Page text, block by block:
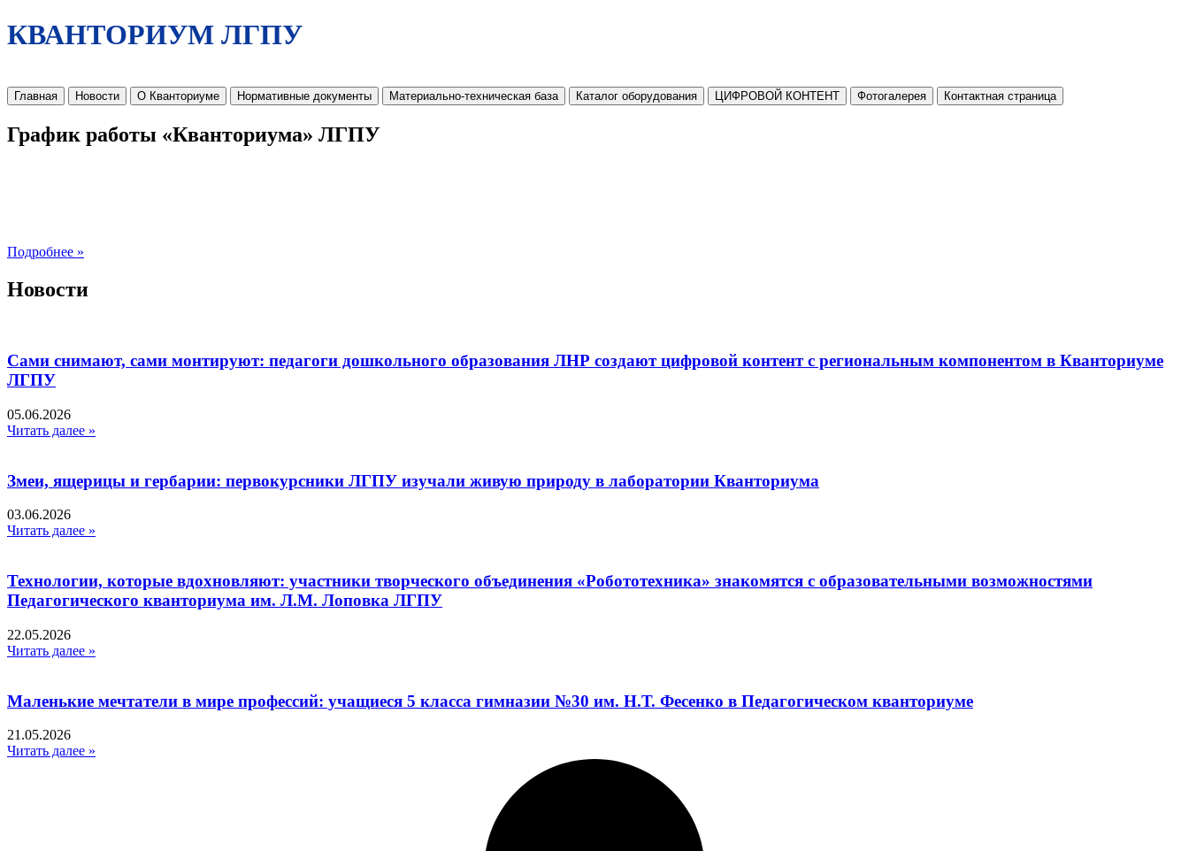
КВАНТОРИУМ ЛГПУ
Главная Новости О Кванториуме Нормативные документы Материально-техническая база Каталог оборудования ЦИФРОВОЙ КОНТЕНТ Фотогалерея Контактная страница
График работы «Кванториума» ЛГПУ
Подробнее »
Новости
Сами снимают, сами монтируют: педагоги дошкольного образования ЛНР создают цифровой контент с региональным компонентом в Кванториуме
ЛГПУ​
05.06.2026
Читать далее »
Змеи, ящерицы и гербарии: первокурсники ЛГПУ изучали живую природу в лаборатории Кванториума
03.06.2026
Читать далее »
Технологии, которые вдохновляют: участники творческого объединения «Робототехника» знакомятся с образовательными возможностями
Педагогического кванториума им. Л.М. Лоповка ЛГПУ
22.05.2026
Читать далее »
Маленькие мечтатели в мире профессий: учащиеся 5 класса гимназии №30 им. Н.Т. Фесенко в Педагогическом кванториуме
21.05.2026
Читать далее »